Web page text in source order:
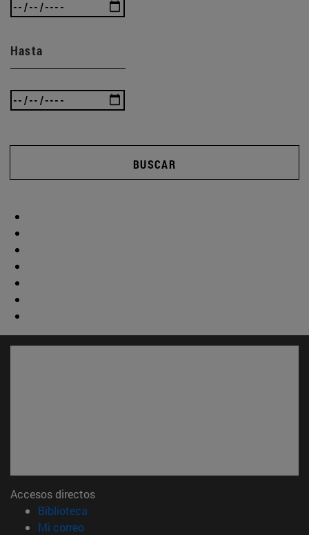
Hasta
BUSCAR
Accesos directos
Biblioteca
Mi correo(abre en nueva ventana)